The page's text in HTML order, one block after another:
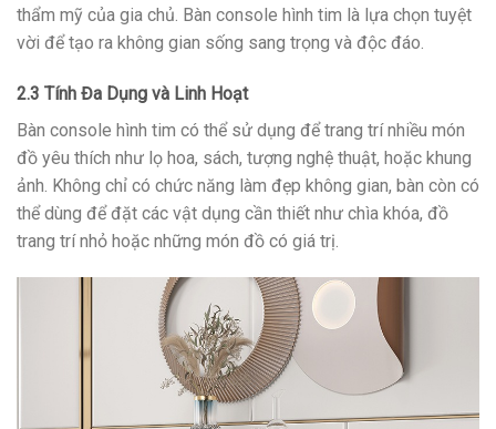
thẩm mỹ của gia chủ. Bàn console hình tim là lựa chọn tuyệt
vời để tạo ra không gian sống sang trọng và độc đáo.
2.3 Tính Đa Dụng và Linh Hoạt
Bàn console hình tim có thể sử dụng để trang trí nhiều món
đồ yêu thích như lọ hoa, sách, tượng nghệ thuật, hoặc khung
ảnh. Không chỉ có chức năng làm đẹp không gian, bàn còn có
thể dùng để đặt các vật dụng cần thiết như chìa khóa, đồ
trang trí nhỏ hoặc những món đồ có giá trị.